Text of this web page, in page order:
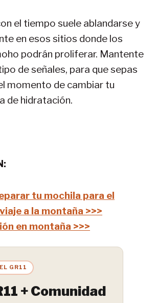
el tiempo suele ablandarse y
en esos sitios donde los
podrán proliferar. Mantente
de señales, para que sepas
momento de cambiar tu
de hidratación.
tu mochila para el
a la montaña >>>
en montaña >>>
GR11
+ Comunidad